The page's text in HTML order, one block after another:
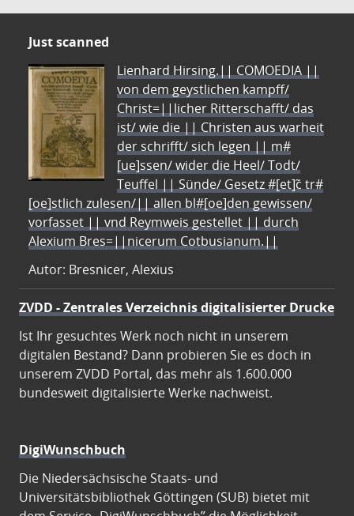
Just scanned
Lienhard Hirsing.|| COMOEDIA ||
von dem geystlichen kampff/
Christ=||licher Ritterschafft/ das
ist/ wie die || Christen aus warheit
der schrifft/ sich legen || m#
[ue]ssen/ wider die Heel/ Todt/
Teuffel || Sünde/ Gesetz #[et]c̃ tr#
[oe]stlich zulesen/|| allen bl#[oe]den gewissen/
vorfasset || vnd Reymweis gestellet || durch
Alexium Bres=||nicerum Cotbusianum.||
Autor: Bresnicer, Alexius
ZVDD - Zentrales Verzeichnis digitalisierter Drucke
Ist Ihr gesuchtes Werk noch nicht in unserem
digitalen Bestand? Dann probieren Sie es doch in
unserem ZVDD Portal, das mehr als 1.600.000
bundesweit digitalisierte Werke nachweist.
DigiWunschbuch
Die Niedersächsische Staats- und
Universitätsbibliothek Göttingen (SUB) bietet mit